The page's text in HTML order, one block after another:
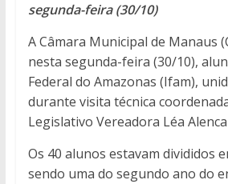
segunda-feira (30/10)
A Câmara Municipal de Manaus
nesta segunda-feira (30/10),
Federal do Amazonas (Ifam),
durante visita técnica
Legislativo Vereadora Léa
Os 40 alunos estavam divididos
sendo uma do segundo ano do